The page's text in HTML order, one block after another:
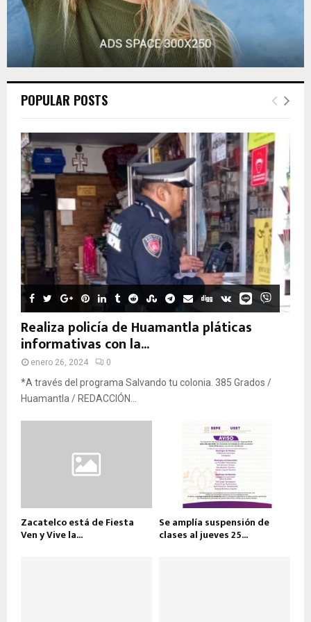
POPULAR POSTS
Realiza policía de Huamantla pláticas
informativas con la...
enero 26, 2024 0
*A través del programa Salvando tu colonia. 385 Grados /
Huamantla / REDACCIÓN...
Zacatelco está de Fiesta
Ven y Vive la...
Se amplía suspensión de
clases al jueves 25...